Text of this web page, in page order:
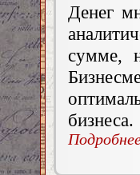
Денег
сумме,
бизнеса.